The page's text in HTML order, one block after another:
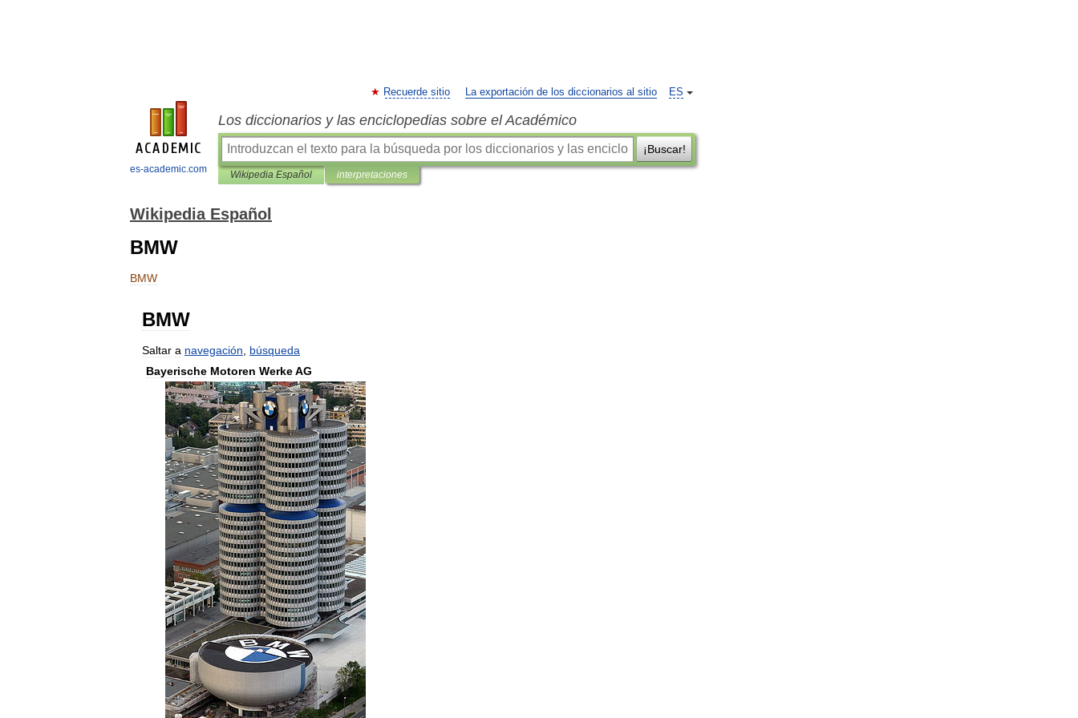
es-academic.com
ES
Recuerde sitio La exportación de los diccionarios al sitio
Los diccionarios y las enciclopedias sobre el Académico
¡Buscar!
Wikipedia Español interpretaciones
Wikipedia Español
BMW
BMW
BMW
Saltar a navegación
búsqueda
Bayerische Motoren WerkeAG